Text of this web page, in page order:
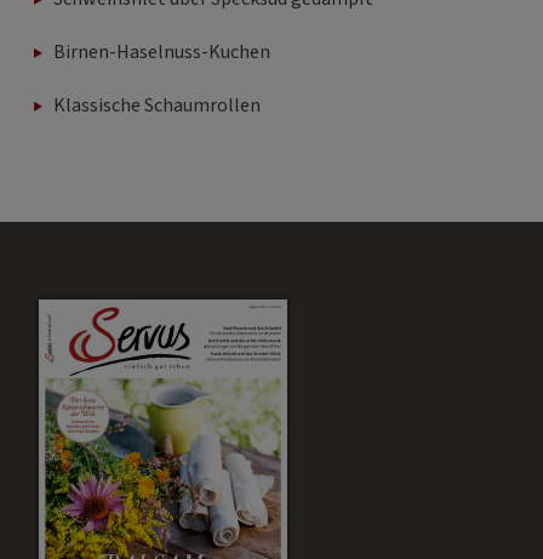
Birnen-Haselnuss-Kuchen
Klassische Schaumrollen